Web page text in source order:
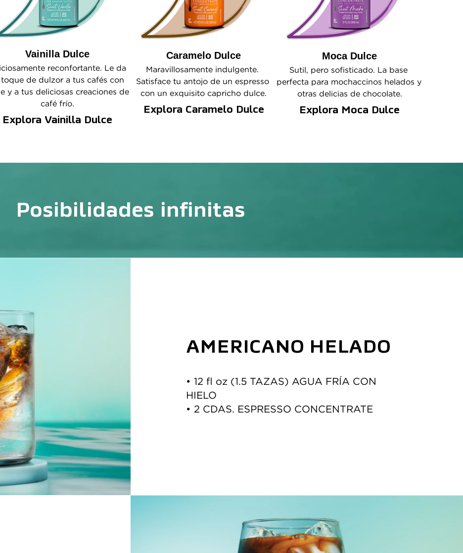
Vainilla Dulce
reconfortante. Le da
de dulzor a tus cafés con
y a tus deliciosas creaciones de
café frío.
Explora Vainilla Dulce
Caramelo Dulce
Maravillosamente indulgente.
Satisface tu antojo de un espresso
con un exquisito capricho dulce.
Explora Caramelo Dulce
Moca Dulce
Sutil, pero sofisticado. La base
perfecta para mochaccinos helados y
otras delicias de chocolate.
Explora Moca Dulce
Posibilidades infinitas
AMERICANO HELADO
• ﻿﻿12 fl oz (1.5 TAZAS) AGUA FRÍA CON
HIELO
• ﻿﻿2 CDAS. ESPRESSO CONCENTRATE